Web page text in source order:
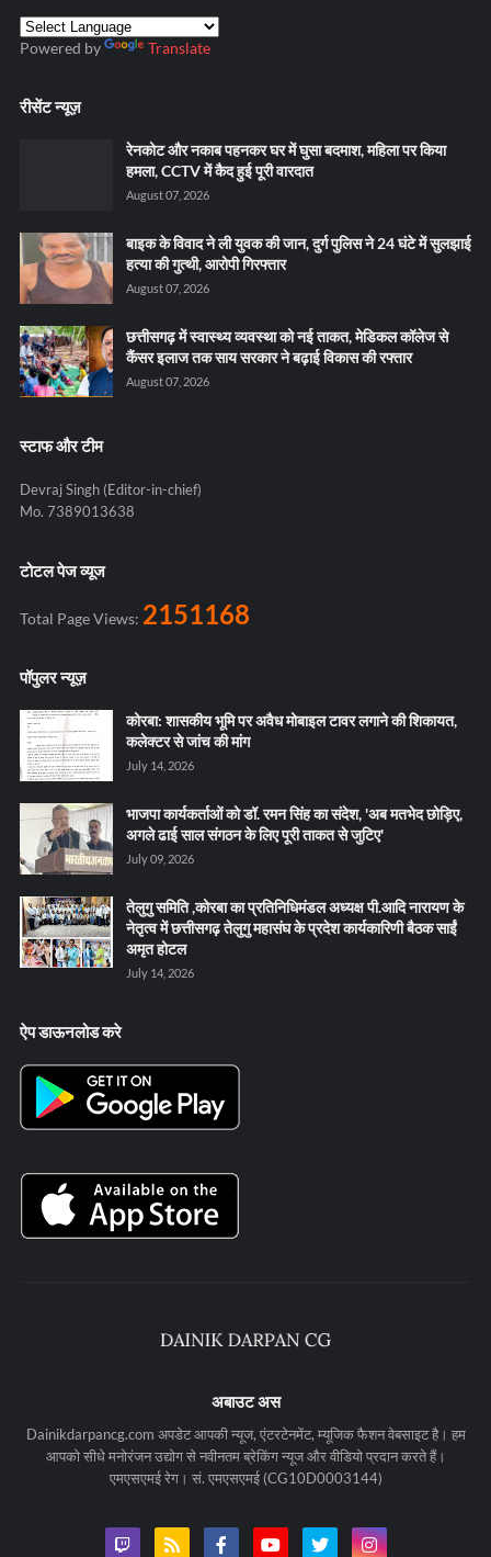
Powered by Translate
रीसेंट न्यूज़
रेनकोट और नकाब पहनकर घर में घुसा बदमाश, महिला पर किया
हमला, CCTV में कैद हुई पूरी वारदात
August 07, 2026
बाइक के विवाद ने ली युवक की जान, दुर्ग पुलिस ने 24 घंटे में सुलझाई
हत्या की गुत्थी, आरोपी गिरफ्तार
August 07, 2026
छत्तीसगढ़ में स्वास्थ्य व्यवस्था को नई ताकत, मेडिकल कॉलेज से
कैंसर इलाज तक साय सरकार ने बढ़ाई विकास की रफ्तार
August 07, 2026
स्टाफ और टीम
Devraj Singh (Editor-in-chief)
Mo. 7389013638
टोटल पेज व्यूज
Total Page Views: 2151168
पॉपुलर न्यूज़
कोरबा: शासकीय भूमि पर अवैध मोबाइल टावर लगाने की शिकायत,
कलेक्टर से जांच की मांग
July 14, 2026
भाजपा कार्यकर्ताओं को डॉ. रमन सिंह का संदेश, 'अब मतभेद छोड़िए,
अगले ढाई साल संगठन के लिए पूरी ताकत से जुटिए'
July 09, 2026
तेलुगु समिति ,कोरबा का प्रतिनिधिमंडल अध्यक्ष पी.आदि नारायण के
नेतृत्व में छत्तीसगढ़ तेलुगु महासंघ के प्रदेश कार्यकारिणी बैठक साईं
अमृत होटल
July 14, 2026
ऐप डाऊनलोड करे
अबाउट अस
Dainikdarpancg.com अपडेट आपकी न्यूज, एंटरटेनमेंट, म्यूजिक फैशन वेबसाइट है। हम
आपको सीधे मनोरंजन उद्योग से नवीनतम ब्रेकिंग न्यूज और वीडियो प्रदान करते हैं।
एमएसएमई रेग। सं. एमएसएमई (CG10D0003144)